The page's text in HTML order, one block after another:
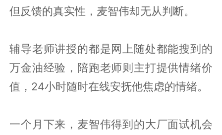
但反馈的真实性，麦智伟却无从判断。
辅导老师讲授的都是网上随处都能搜到的
万金油经验，陪跑老师则主打提供情绪价
值，24小时随时在线安抚他焦虑的情绪。
一个月下来，麦智伟得到的大厂面试机会